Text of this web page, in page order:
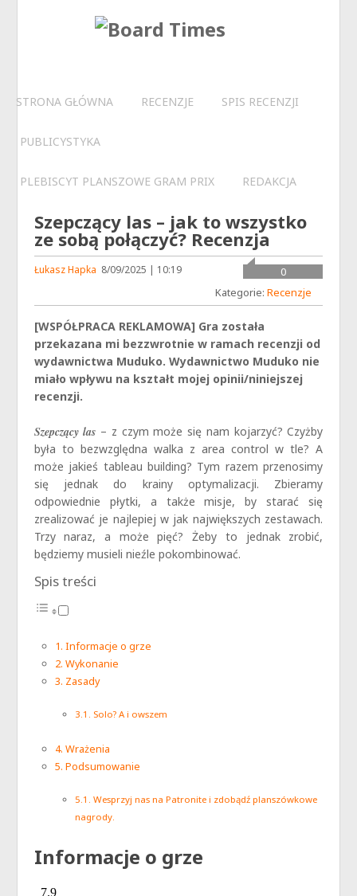
STRONA GŁÓWNA RECENZJE SPIS RECENZJI
PUBLICYSTYKA
PLEBISCYT PLANSZOWE GRAM PRIX REDAKCJA
Szepczący las – jak to wszystko
ze sobą połączyć? Recenzja
Łukasz Hapka 8/09/2025 | 10:19
0
Kategorie:Recenzje
[WSPÓŁPRACA REKLAMOWA] Gra została
przekazana mi bezzwrotnie w ramach recenzji od
wydawnictwa Muduko. Wydawnictwo Muduko nie
miało wpływu na kształt mojej opinii/niniejszej
recenzji.
Szepczący las – z czym może się nam kojarzyć? Czyżby
była to bezwzględna walka z area control w tle? A
może jakieś tableau building? Tym razem przenosimy
się jednak do krainy optymalizacji. Zbieramy
odpowiednie płytki, a także misje, by starać się
zrealizować je najlepiej w jak największych zestawach.
Trzy naraz, a może pięć? Żeby to jednak zrobić,
będziemy musieli nieźle pokombinować.
Spis treści
Informacje o grze
Wykonanie
Zasady
Solo? A i owszem
Wrażenia
Podsumowanie
Wesprzyj nas na Patronite i zdobądź planszówkowe
nagrody.
Informacje o grze